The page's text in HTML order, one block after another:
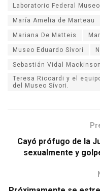
Laboratorio Federal
María Amelia de Marteau
Mariana De Matteis
Museo Eduardo Sívori
Sebastián Vidal Mackinson
Teresa Riccardi y el
del Museo Sívori.
Cayó prófugo de la
sexualmente y